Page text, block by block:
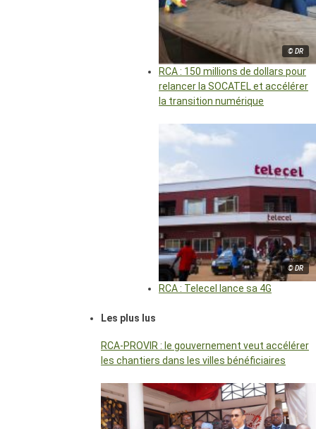
© DR
RCA : 150 millions de dollars pour
relancer la SOCATEL et accélérer
la transition numérique
© DR
RCA : Telecel lance sa 4G
Les plus lus
RCA-PROVIR : le gouvernement veut accélérer
les chantiers dans les villes bénéficiaires